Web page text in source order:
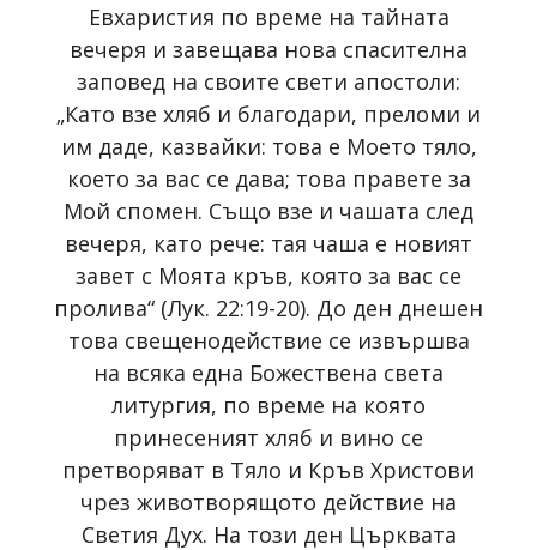
Евхаристия по време на тайната
вечеря и завещава нова спасителна
заповед на своите свети апостоли:
„Като взе хляб и благодари, преломи и
им даде, казвайки: това е Моето тяло,
което за вас се дава; това правете за
Мой спомен. Също взе и чашата след
вечеря, като рече: тая чаша е новият
завет с Моята кръв, която за вас се
пролива“ (Лук. 22:19-20). До ден днешен
това свещенодействие се извършва
на всяка една Божествена света
литургия, по време на която
принесеният хляб и вино се
претворяват в Тяло и Кръв Христови
чрез животворящото действие на
Светия Дух. На този ден Църквата